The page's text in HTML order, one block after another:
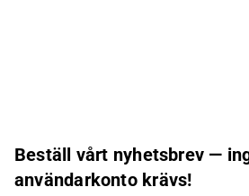
Beställ vårt nyhetsbrev —
användarkonto krävs!